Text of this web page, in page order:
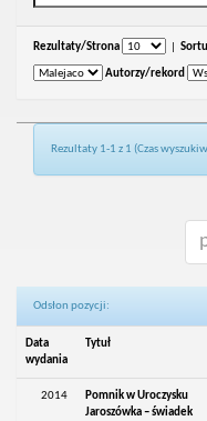
Rezultaty/Strona
Autorzy/rekord
Rezultaty 1-1 z 1 (Czas
Odsłon pozycji:
Data
wydania
Tytuł
2014
Pomnik w Uroczysku
Jaroszówka – świadek